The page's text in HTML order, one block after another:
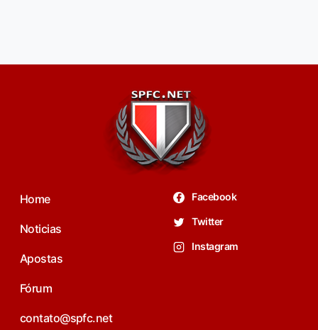
Home
Noticias
Apostas
Fórum
contato@spfc.net
Facebook
Twitter
Instagram